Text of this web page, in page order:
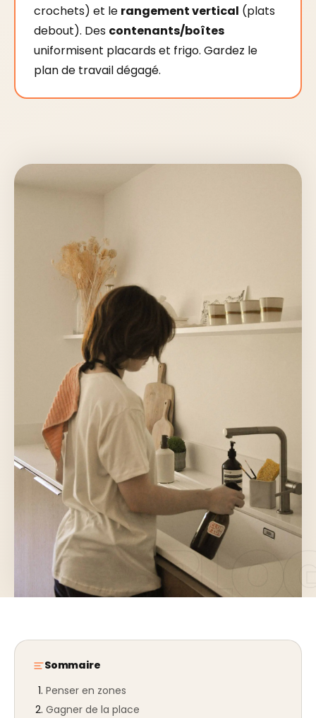
crochets) et le rangement vertical (plats
debout). Des contenants/boîtes
uniformisent placards et frigo. Gardez le
plan de travail dégagé.
Sommaire
Penser en zones
Gagner de la place